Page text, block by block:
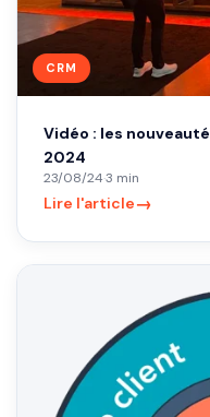
CRM
Vidéo : les
2024
23/08/24·3 min
Lire l'article→